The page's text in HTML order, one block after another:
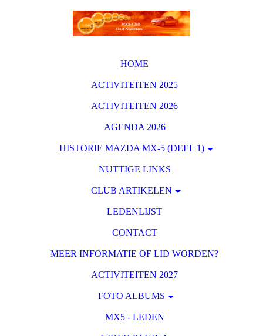
HOME
ACTIVITEITEN 2025
ACTIVITEITEN 2026
AGENDA 2026
HISTORIE MAZDA MX-5 (DEEL 1)
NUTTIGE LINKS
CLUB ARTIKELEN
LEDENLIJST
CONTACT
MEER INFORMATIE OF LID WORDEN?
ACTIVITEITEN 2027
FOTO ALBUMS
MX5 - LEDEN